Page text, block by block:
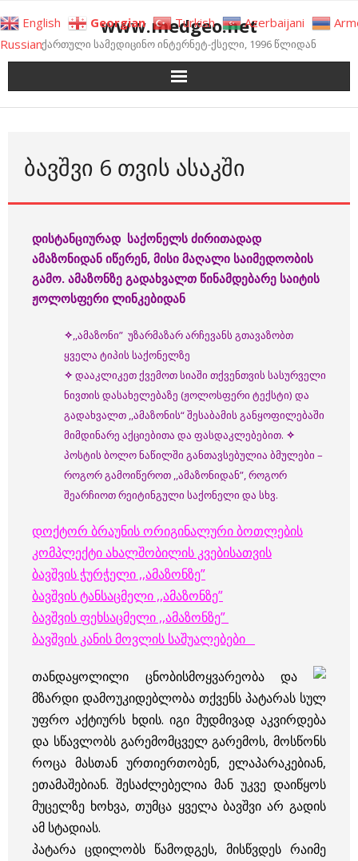
to
content
www.medgeo.net
ქართული სამედიცინო ინტერნეტ-ქსელი, 1996 წლიდან
ᲑᲐᲕᲨᲕᲘ 6 ᲗᲕᲘᲡ ᲐᲡᲐᲙᲨᲘ
დისტანციურად საქონელს ძირითადად
ამაზონიდან იწერენ, მისი მაღალი საიმედოობის
გამო. ამაზონზე გადახვალთ წინამდებარე საიტის
ჟოლოსფერი ლინკებიდან
✧,,ამაზონი” უზარმაზარ არჩევანს გთავაზობთ
ყველა ტიპის საქონელზე
✧ დააკლიკეთ ქვემოთ სიაში თქვენთვის სასურველი
ნივთის დასახელებაზე (ჟოლოსფერი ტექსტი) და
გადახვალთ ,,ამაზონის“ შესაბამის განყოფილებაში
მიმდინარე აქციებითა და ფასდაკლებებით. ✧
პოსტის ბოლო ნაწილში განთავსებულია ბმულები –
როგორ გამოიწეროთ ,,ამაზონიდან”, როგორ
შეარჩიოთ რეიტინგული საქონელი და სხვ.
დოქტორ ბრაუნის ორიგინალური ბოთლების
კომპლექტი ახალშობილის კვებისათვის
ბავშვის ჭურჭელი ,,ამაზონზე”
ბავშვის ტანსაცმელი ,,ამაზონზე”
ბავშვის ფეხსაცმელი ,,ამაზონზე”
ბავშვის კანის მოვლის საშუალებები
თანდაყოლილი ცნობისმოყვარეობა და
მზარდი დამოუკიდებლობა თქვენს პატარას სულ
უფრო აქტიურს ხდის. იგი მუდმივად აკვირდება
და სწავლობს გარემომცველ გარემოს, მოსწონს
როცა მასთან ურთიერთობენ, ელაპარაკებიან,
ეთამაშებიან. შესაძლებელია მან უკვე დაიწყოს
მუცელზე ხოხვა, თუმცა ყველა ბავშვი არ გადის
ამ სტადიას.
პატარა ცდილობს წამოდგეს, მისწვდეს რაიმე
English Georgian Turkish Azerbaijani
Russian